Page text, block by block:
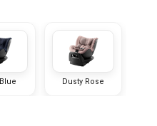
Dusty Rose